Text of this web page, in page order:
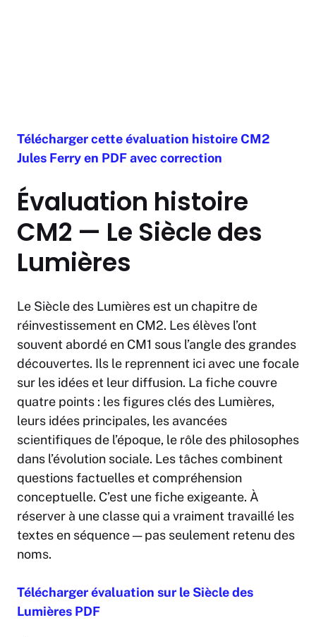
Télécharger cette évaluation histoire CM2
Jules Ferry en PDF avec correction
Évaluation histoire
CM2 — Le Siècle des
Lumières
Le Siècle des Lumières est un chapitre de
réinvestissement en CM2. Les élèves l’ont
souvent abordé en CM1 sous l’angle des grandes
découvertes. Ils le reprennent ici avec une focale
sur les idées et leur diffusion. La fiche couvre
quatre points : les figures clés des Lumières,
leurs idées principales, les avancées
scientifiques de l’époque, le rôle des philosophes
dans l’évolution sociale. Les tâches combinent
questions factuelles et compréhension
conceptuelle. C’est une fiche exigeante. À
réserver à une classe qui a vraiment travaillé les
textes en séquence — pas seulement retenu des
noms.
Télécharger évaluation sur le Siècle des
Lumières PDF